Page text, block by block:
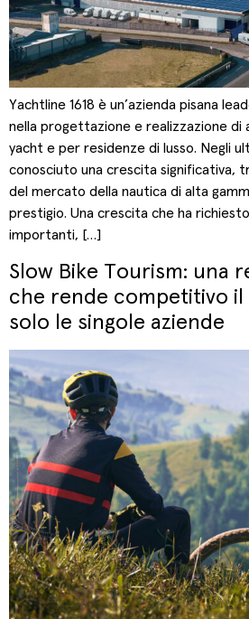
Yachtline 1618 è un’azienda pisana
nella progettazione e realizzazione di
yacht e per residenze di lusso. Negli
conosciuto una crescita significativa,
del mercato della nautica di alta
prestigio. Una crescita che ha
importanti, […]
Slow Bike Tourism: una
che rende competitivo
solo le singole aziende